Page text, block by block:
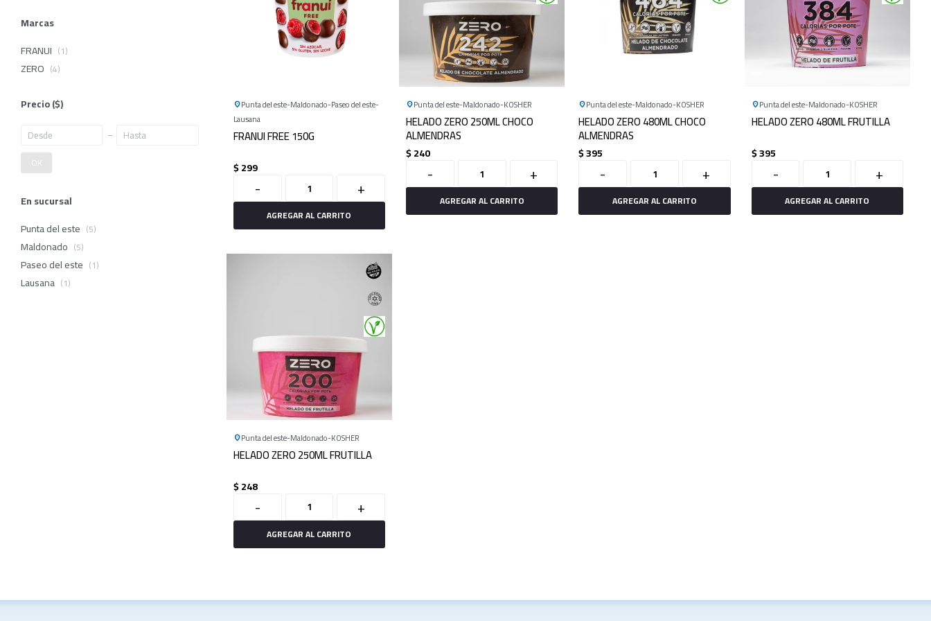
Punta del este Maldonado Paseo del este
Lausana
FRANUI FREE 150G
$299
- +
Punta del este Maldonado KOSHER
HELADO ZERO 250ML CHOCO
ALMENDRAS
$240
- +
Punta del este Maldonado KOSHER
HELADO ZERO 480ML CHOCO
ALMENDRAS
$395
- +
Punta del este Maldonado KOSHER
HELADO ZERO 480ML FRUTILLA
$395
- +
Punta del este Maldonado KOSHER
HELADO ZERO 250ML FRUTILLA
$248
- +
Marcas
FRANUI (1)
ZERO (4)
Precio($)
OK
En sucursal
Punta del este (5)
Maldonado (5)
Paseo del este (1)
Lausana (1)